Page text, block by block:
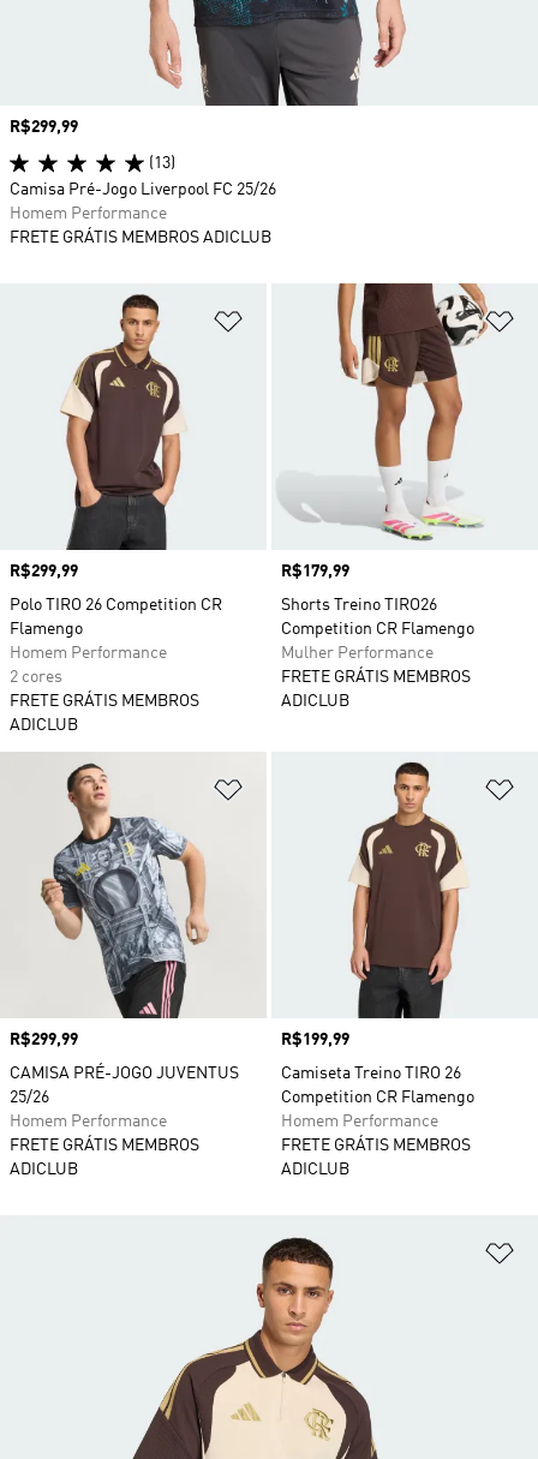
Adicionar à Lista de Desejos
Preço
R$299,99
Polo TIRO 26 Competition CR
Flamengo
Homem Performance
2 cores
FRETE GRÁTIS MEMBROS
ADICLUB
Preço
R$179,99
Shorts Treino TIRO26
Competition CR Flamengo
Mulher Performance
FRETE GRÁTIS MEMBROS
ADICLUB
Adicionar à Lista de Desejos
Preço
R$299,99
CAMISA PRÉ-JOGO JUVENTUS
25/26
Homem Performance
FRETE GRÁTIS MEMBROS
ADICLUB
Preço
R$199,99
Camiseta Treino TIRO 26
Competition CR Flamengo
Homem Performance
FRETE GRÁTIS MEMBROS
ADICLUB
Preço
R$299,99
(13)
Camisa Pré-Jogo Liverpool FC 25/26
Homem Performance
FRETE GRÁTIS MEMBROS ADICLUB